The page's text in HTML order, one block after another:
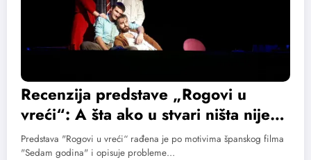
Recenzija predstave „Rogovi u
vreći“: A šta ako u stvari ništa nije
onako kako izgleda?
Predstava "Rogovi u vreći“ rađena je po motivima španskog filma
"Sedam godina" i opisuje probleme…